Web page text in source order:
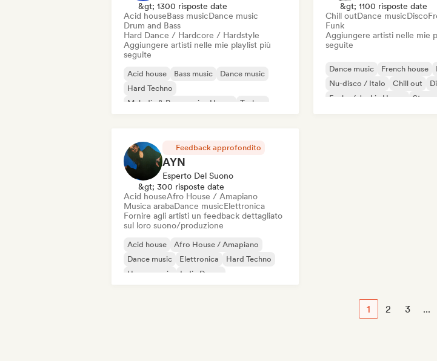
&gt; 1300 risposte date
Acid houseBass musicDance music
Drum and Bass
Hard Dance / Hardcore / Hardstyle
Aggiungere artisti nelle mie playlist più
seguite
Acid house Bass music
Dance music
Hard Techno
Melodic & Progressive House
Techno
&gt; 1100 risposte date
Chill outDance musicDisco
Funk
Aggiungere artisti nelle mie
seguite
Dance music French house
Nu-disco / Italo
Chill out
Funky / Jackin House
Feedback approfondito
AYN
Esperto Del Suono
&gt; 300 risposte date
Acid houseAfro House / Amapiano
Musica arabaDance musicElettronica
Fornire agli artisti un feedback dettagliato
sul loro suono/produzione
Acid house
Afro House / Amapiano
Dance music
Elettronica
Hard Techno
House music
Indie Dance
1 2 3 ...